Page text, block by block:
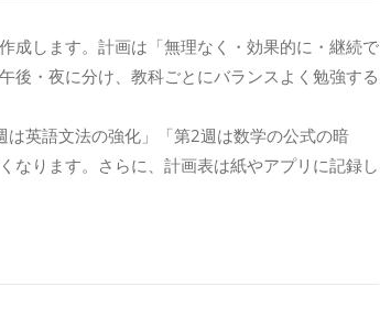
成します。計画は「無理なく・効果的に・継続で
後・夜に分け、教科ごとにバランスよく勉強する
英語文法の強化」「第2週は数学の公式の暗
なります。さらに、計画表は紙やアプリに記録し